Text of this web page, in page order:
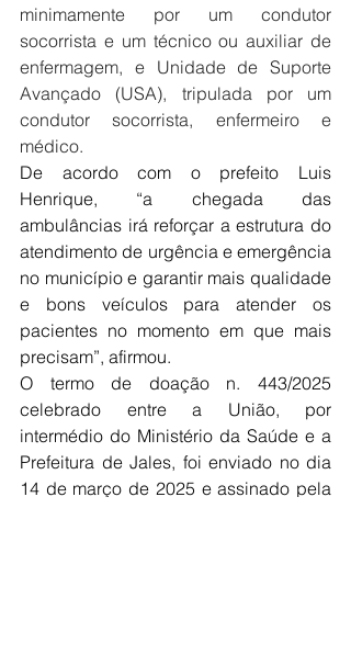
minimamente por um condutor
socorrista e um técnico ou auxiliar de
enfermagem, e Unidade de Suporte
Avançado (USA), tripulada por um
condutor socorrista, enfermeiro e
médico.
De acordo com o prefeito Luis
Henrique, “a chegada das
ambulâncias irá reforçar a estrutura do
atendimento de urgência e emergência
no município e garantir mais qualidade
e bons veículos para atender os
pacientes no momento em que mais
precisam”, afirmou.
O termo de doação n. 443/2025
celebrado entre a União, por
intermédio do Ministério da Saúde e a
Prefeitura de Jales, foi enviado no dia
14 de março de 2025 e assinado pela